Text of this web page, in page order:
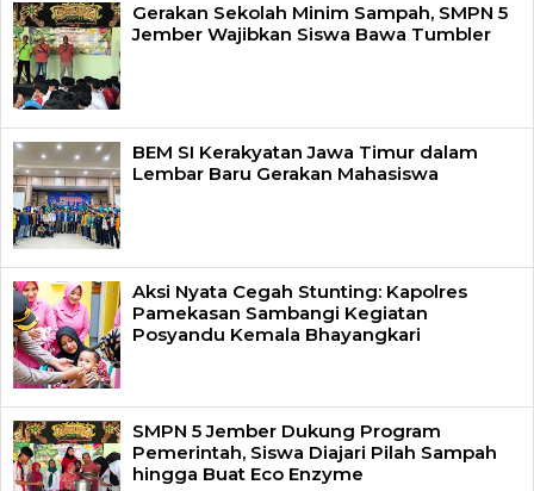
Gerakan Sekolah Minim Sampah, SMPN 5
Jember Wajibkan Siswa Bawa Tumbler
BEM SI Kerakyatan Jawa Timur dalam
Lembar Baru Gerakan Mahasiswa
Aksi Nyata Cegah Stunting: Kapolres
Pamekasan Sambangi Kegiatan
Posyandu Kemala Bhayangkari
SMPN 5 Jember Dukung Program
Pemerintah, Siswa Diajari Pilah Sampah
hingga Buat Eco Enzyme